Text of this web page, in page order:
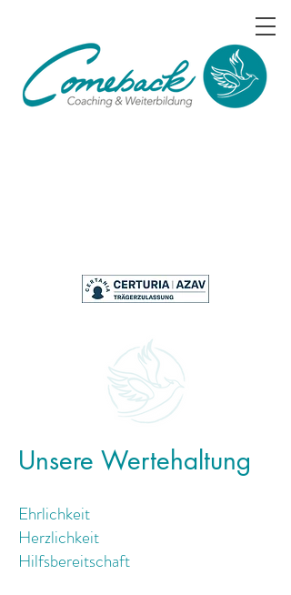
Unsere Wertehaltung
Ehrlichkeit
Herzlichkeit
Hilfsbereitschaft